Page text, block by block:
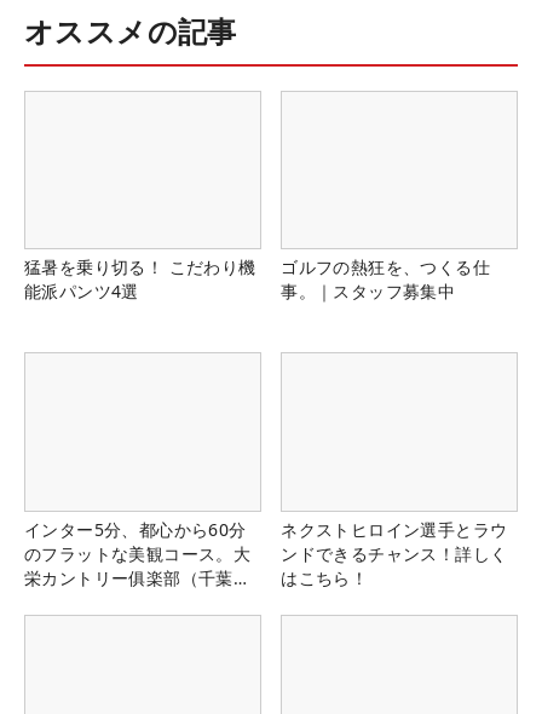
オススメの記事
猛暑を乗り切る！ こだわり機
能派パンツ4選
ゴルフの熱狂を、つくる仕
事。｜スタッフ募集中
インター5分、都心から60分
のフラットな美観コース。大
栄カントリー俱楽部（千葉
ネクストヒロイン選手とラウ
ンドできるチャンス！詳しく
はこちら！